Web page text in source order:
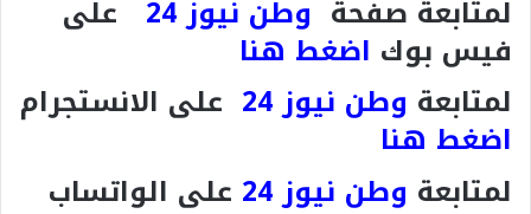
لمتابعة صفحة وطن نيوز 24 على
فيس بوك اضغط هنا
لمتابعة وطن نيوز 24 على الانستجرام
اضغط هنا
لمتابعة وطن نيوز 24 على الواتساب